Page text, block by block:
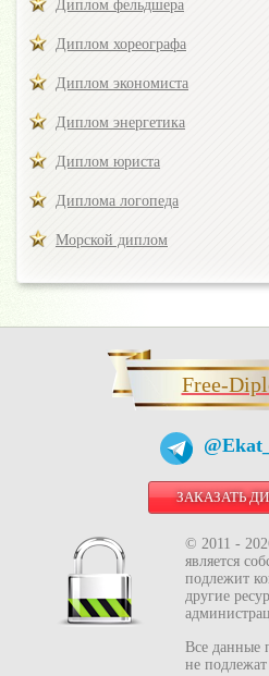
Диплом фельдшера
Диплом хореографа
Диплом экономиста
Диплом энергетика
Диплом юриста
Диплома логопеда
Морской диплом
Free-
ЗАКАЗАТЬ
© 2011 -
является
подлежит
другие
Все данные
не подлежат